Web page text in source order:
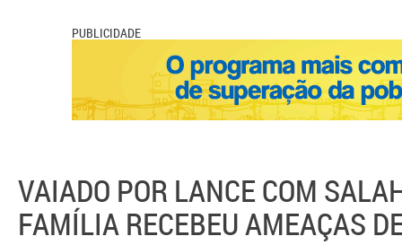
PUBLICIDADE
VAIADO POR LANCE COM
FAMÍLIA RECEBEU AMEAÇAS